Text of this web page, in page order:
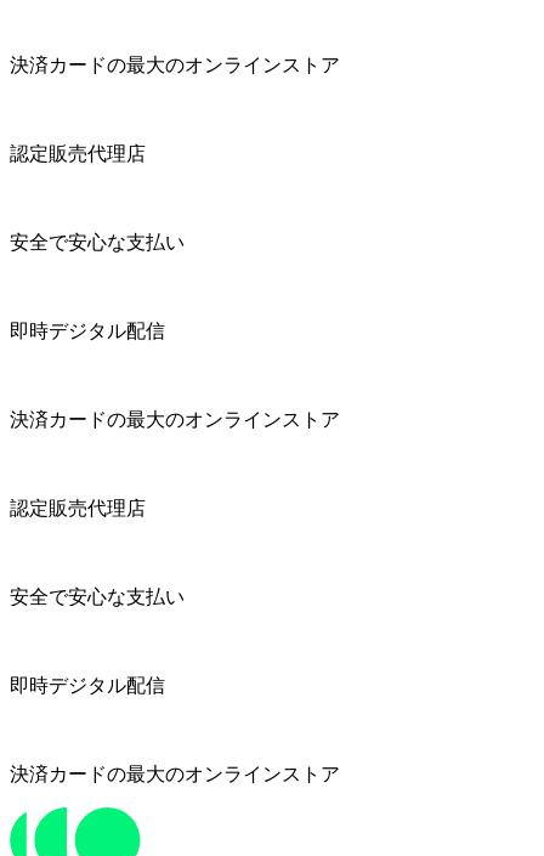
決済カードの最大のオンラインストア
認定販売代理店
安全で安心な支払い
即時デジタル配信
決済カードの最大のオンラインストア
認定販売代理店
安全で安心な支払い
即時デジタル配信
決済カードの最大のオンラインストア